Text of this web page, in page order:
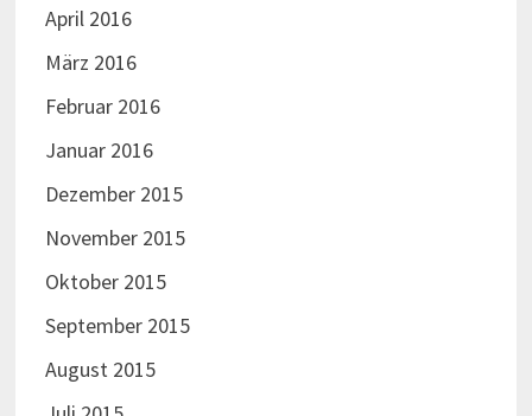
April 2016
März 2016
Februar 2016
Januar 2016
Dezember 2015
November 2015
Oktober 2015
September 2015
August 2015